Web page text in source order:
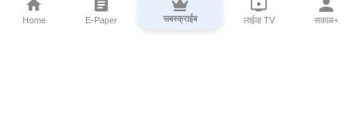
Home E-Paper सबस्क्राईब लाईव्ह TV सकाळ+